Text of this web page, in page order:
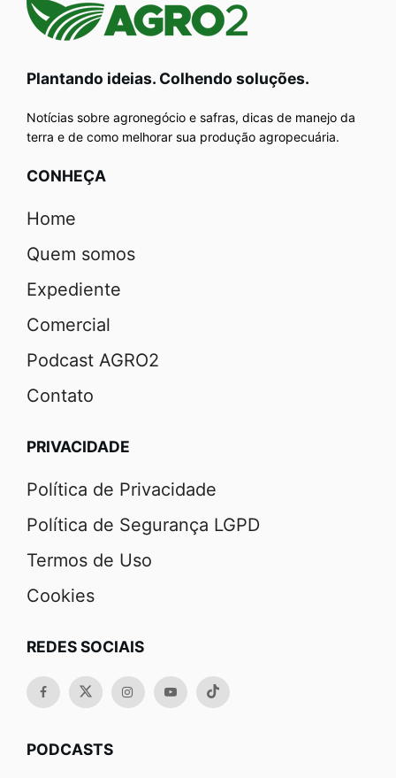
Plantando ideias. Colhendo soluções.
Notícias sobre agronegócio e safras, dicas de manejo da
terra e de como melhorar sua produção agropecuária.
CONHEÇA
Home
Quem somos
Expediente
Comercial
Podcast AGRO2
Contato
PRIVACIDADE
Política de Privacidade
Política de Segurança LGPD
Termos de Uso
Cookies
REDES SOCIAIS
PODCASTS